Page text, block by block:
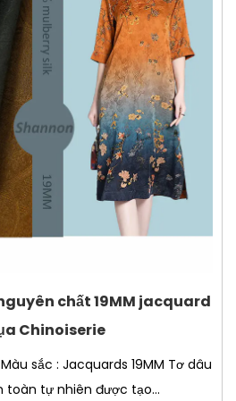
chất 19MM jacquard
Chinoiserie
sắc : Jacquards 19MM Tơ dâu
toàn tự nhiên được tạo...